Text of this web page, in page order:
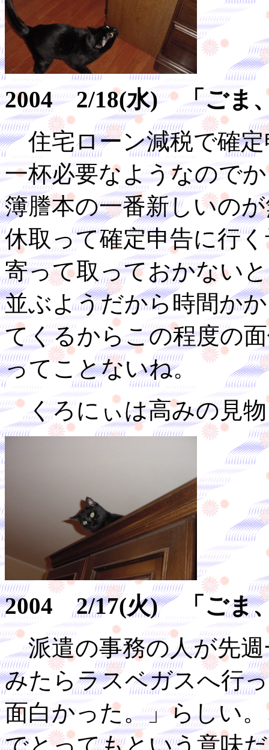
2004 2/18(水) 「ごま
住宅ローン減税で確定
一杯必要なようなので
簿謄本の一番新しいの
休取って確定申告に行
寄って取っておかない
並ぶようだから時間か
てくるからこの程度の
ってことないね。
くろにぃは高みの見物
2004 2/17(火) 「ごま
派遣の事務の人が先週
みたらラスベガスへ行
面白かった。」らしい